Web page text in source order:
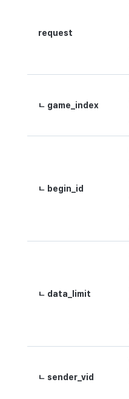
request
ㄴ game_index
ㄴ begin_id
ㄴ data_limit
ㄴ sender_vid